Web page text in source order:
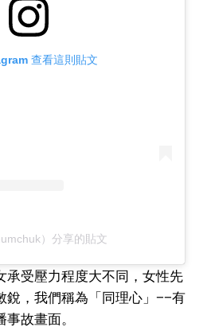
查看這則貼文
）分享的貼文
承受壓力程度大不同，女性先
銳，我們稱為「同理心」——有
故畫面。